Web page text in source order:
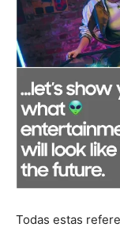
Todas estas